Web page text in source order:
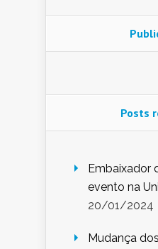
Posts
Embaixador
evento na
20/01/2024
Mudança